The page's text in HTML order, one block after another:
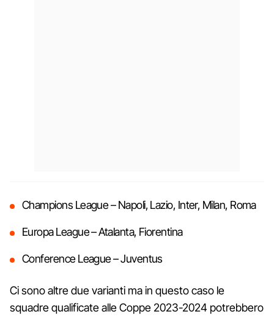
Champions League – Napoli, Lazio, Inter, Milan, Roma
Europa League – Atalanta, Fiorentina
Conference League – Juventus
Ci sono altre due varianti ma in questo caso le
squadre qualificate alle Coppe 2023-2024 potrebbero